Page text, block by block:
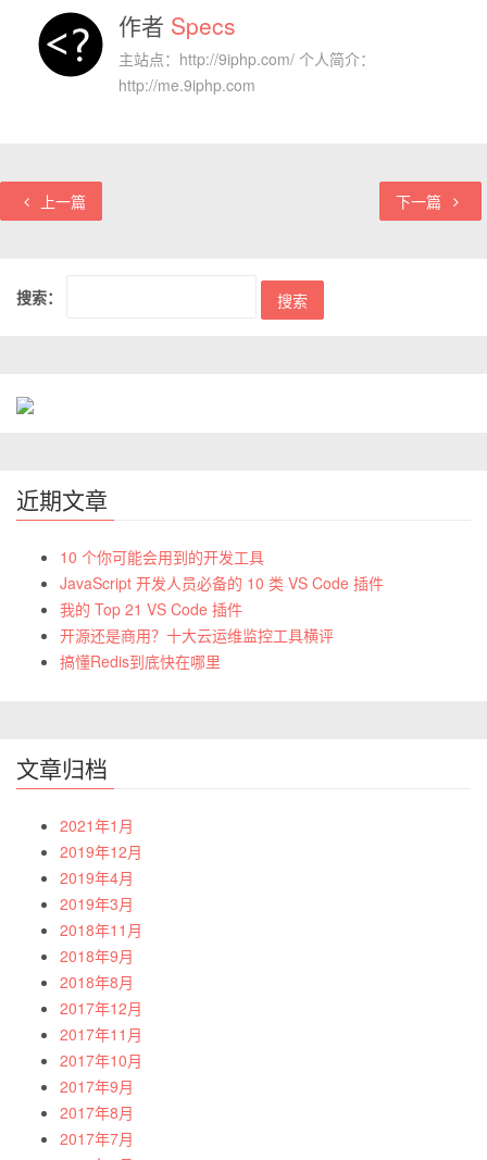
作者 Specs
主站点：http://9iphp.com/ 个人简介：
http://me.9iphp.com
上一篇 下一篇
搜索：
近期文章
10 个你可能会用到的开发工具
JavaScript 开发人员必备的 10 类 VS Code 插件
我的 Top 21 VS Code 插件
开源还是商用？十大云运维监控工具横评
搞懂Redis到底快在哪里
文章归档
2021年1月
2019年12月
2019年4月
2019年3月
2018年11月
2018年9月
2018年8月
2017年12月
2017年11月
2017年10月
2017年9月
2017年8月
2017年7月